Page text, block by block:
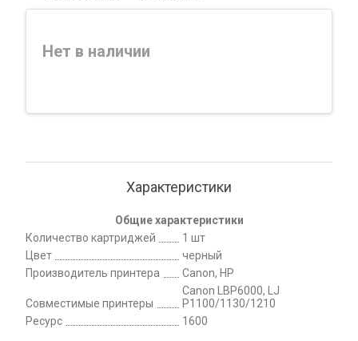
Нет в наличии
Характеристики
Общие характеристики
Количество картриджей
1 шт
Цвет
черный
Производитель принтера
Canon, HP
Совместимые принтеры
Canon LBP6000, LJ
P1100/1130/1210
Ресурс
1600